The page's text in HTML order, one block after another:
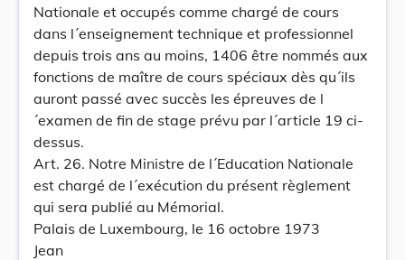
Nationale et occupés comme chargé de cours
dans l´enseignement technique et professionnel
depuis trois ans au moins, 1406 être nommés aux
fonctions de maître de cours spéciaux dès qu´ils
auront passé avec succès les épreuves de l
´examen de fin de stage prévu par l´article 19 ci-
dessus.
Art. 26. Notre Ministre de l´Education Nationale
est chargé de l´exécution du présent règlement
qui sera publié au Mémorial.
Palais de Luxembourg, le 16 octobre 1973
Jean